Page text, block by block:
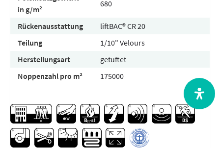
in g/m²
680
Rückenausstattung
liftBAC® CR 20
Teilung
1/10" Velours
Herstellungsart
getuftet
Noppenzahl pro m²
175000